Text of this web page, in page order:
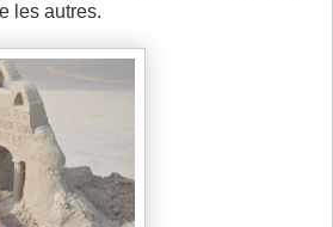
les autres.